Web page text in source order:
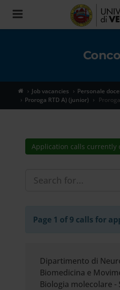
Toggle
navigation
Job vacancies
Personale
Proroga RTD A) (junior)
Application calls currently
Page 1 of 9 calls for
Dipartimento di
Biomedicina e
Biologia molecolare -